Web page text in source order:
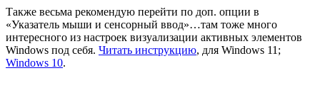
Также весьма рекомендую перейти по доп. опции в
«Указатель мыши и сенсорный ввод»…там тоже много
интересного из настроек визуализации активных элементов
Windows под себя. Читать инструкцию, для Windows 11;
Windows 10.